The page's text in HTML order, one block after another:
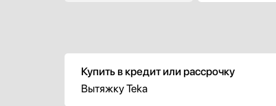
Купить в кредит или рассрочку
Вытяжку Teka